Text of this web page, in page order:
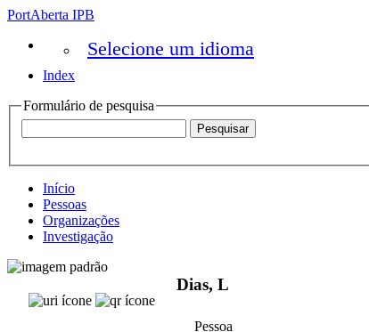
PortAberta IPB
Selecione um idioma
Index
Formulário de pesquisa
Início
Pessoas
Organizações
Investigação
Dias, L
Pessoa